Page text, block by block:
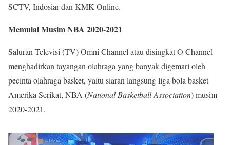
SCTV, Indosiar dan KMK Online.
Memulai Musim NBA 2020-2021
Saluran Televisi (TV) Omni Channel atau disingkat O Channel
menghadirkan tayangan olahraga yang banyak digemari oleh
pecinta olahraga basket, yaitu siaran langsung liga bola basket
Amerika Serikat, NBA (National Basketball Association) musim
2020-2021.